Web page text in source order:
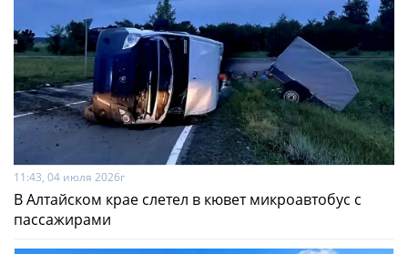
11:43, 04 июля 2026г
В Алтайском крае слетел в кювет микроавтобус с
пассажирами